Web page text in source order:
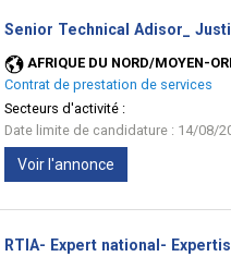
Senior Technical Adisor_
AFRIQUE DU NORD/MOYEN-
Contrat de prestation de services
Secteurs d'activité :
Date limite de candidature : 14/08/
Voir l'annonce
RTIA- Expert national-